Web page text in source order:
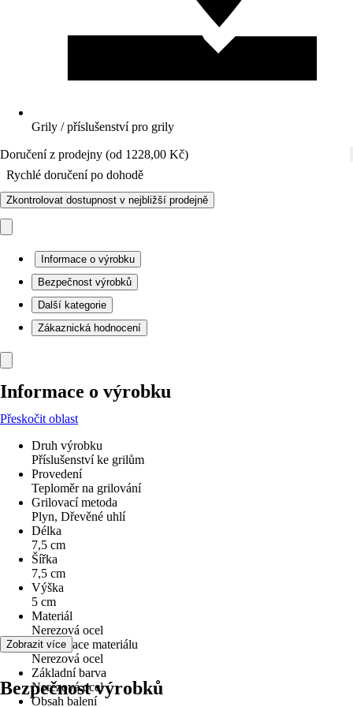
Grily / příslušenství pro grily
Doručení z prodejny (od 1228,00 Kč)
Rychlé doručení po dohodě
Zkontrolovat dostupnost v nejbližší prodejně
Informace o výrobku
Bezpečnost výrobků
Další kategorie
Zákaznická hodnocení
Informace o výrobku
Přeskočit oblast
Druh výrobku
Příslušenství ke grilům
Provedení
Teploměr na grilování
Grilovací metoda
Plyn, Dřevěné uhlí
Délka
7,5 cm
Šířka
7,5 cm
Výška
5 cm
Materiál
Nerezová ocel
Specifikace materiálu
Nerezová ocel
Základní barva
Nerezová ocel
Obsah balení
Zobrazit více
Bezpečnost výrobků